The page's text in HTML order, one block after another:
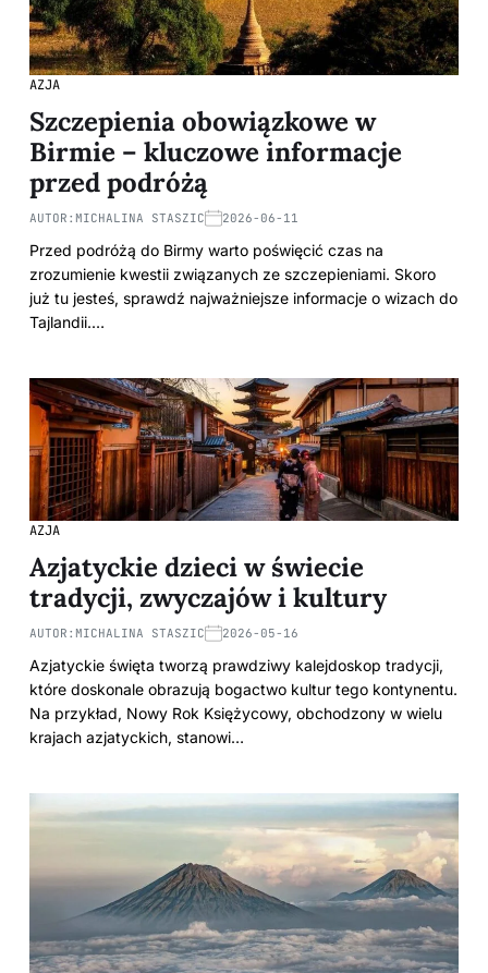
AZJA
Szczepienia obowiązkowe w
Birmie – kluczowe informacje
przed podróżą
AUTOR: MICHALINA STASZIC 2026-06-11
Przed podróżą do Birmy warto poświęcić czas na
zrozumienie kwestii związanych ze szczepieniami. Skoro
już tu jesteś, sprawdź najważniejsze informacje o wizach do
Tajlandii.…
AZJA
Azjatyckie dzieci w świecie
tradycji, zwyczajów i kultury
AUTOR: MICHALINA STASZIC 2026-05-16
Azjatyckie święta tworzą prawdziwy kalejdoskop tradycji,
które doskonale obrazują bogactwo kultur tego kontynentu.
Na przykład, Nowy Rok Księżycowy, obchodzony w wielu
krajach azjatyckich, stanowi…